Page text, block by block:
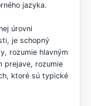
jazyka.
úrovni
je schopný
rozumie hlavným
prejave, rozumie
ktoré sú typické